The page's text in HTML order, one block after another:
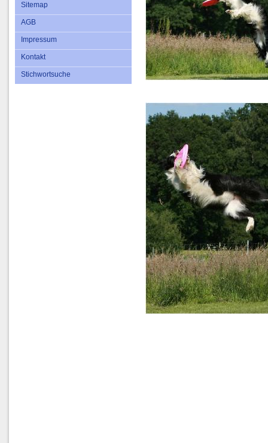
Sitemap
AGB
Impressum
Kontakt
Stichwortsuche